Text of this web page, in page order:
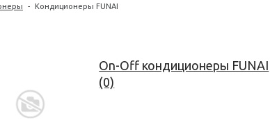
- Кондиционеры FUNAI
On-Off кондиционеры FUNAI
(0)